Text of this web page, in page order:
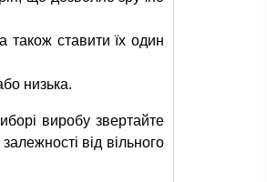
також ставити їх один
низька.
виробу звертайте
від вільного